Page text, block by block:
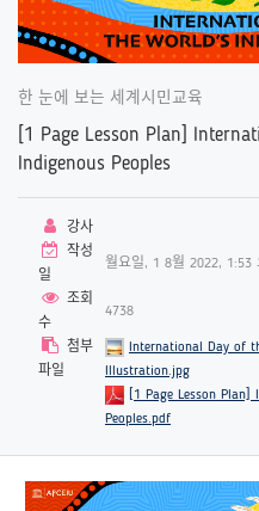
한 눈에 보는 세계시민교육
[1 Page Lesson Plan]
Indigenous Peoples
강사
작성
일
월요일, 1 8월 2022, 1:53
조회
수
4738
첨부
파일
International Day of
Illustration.jpg
[1 Page Lesson
Peoples.pdf